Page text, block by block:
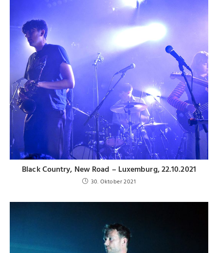
Black Country, New Road – Luxemburg, 22.10.2021
30. Oktober 2021